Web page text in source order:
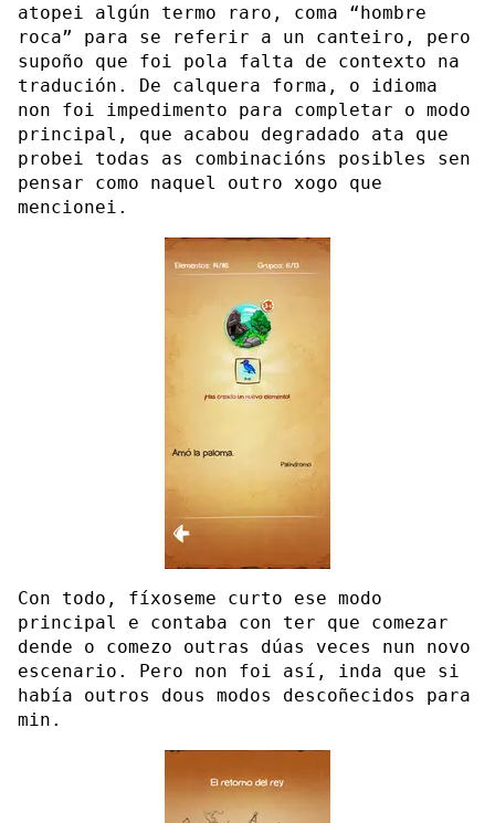
atopei algún termo raro, coma “hombre
roca” para se referir a un canteiro, pero
supoño que foi pola falta de contexto na
tradución. De calquera forma, o idioma
non foi impedimento para completar o modo
principal, que acabou degradado ata que
probei todas as combinacións posibles sen
pensar como naquel outro xogo que
mencionei.
Con todo, fíxoseme curto ese modo
principal e contaba con ter que comezar
dende o comezo outras dúas veces nun novo
escenario. Pero non foi así, inda que si
había outros dous modos descoñecidos para
min.